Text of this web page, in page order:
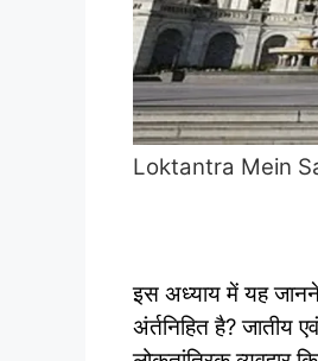
Loktantra Mein
इस अध्याय में यह जानने
अंर्तनिहित है? जातीय